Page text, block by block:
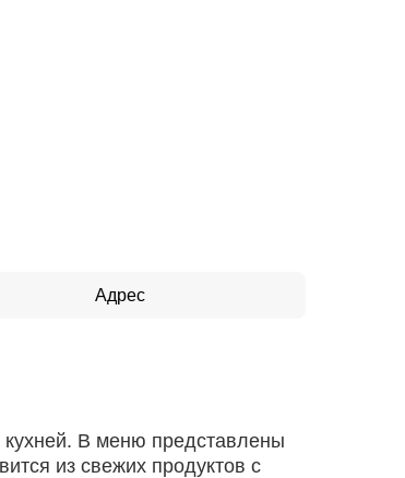
Адрес
В меню представлены
из свежих продуктов с